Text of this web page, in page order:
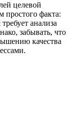
целевой
простого факта:
анализа
забывать, что
качества